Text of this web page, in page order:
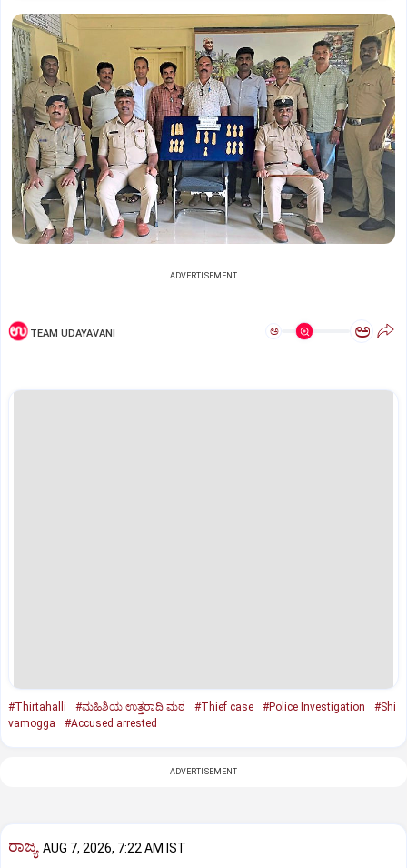
ADVERTISEMENT
TEAM UDAYAVANI ಅ ಅ
#Thirtahalli #ಮಹಿಶಿಯ ಉತ್ತರಾದಿ ಮಠ #Thief case #Police Investigation
#Shi
vamogga
#Accused arrested
ADVERTISEMENT
ರಾಜ್ಯ AUG 7, 2026, 7:22 AM IST